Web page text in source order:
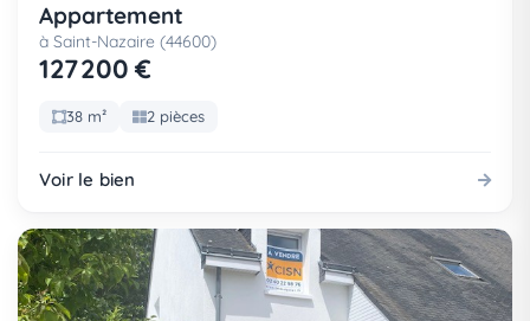
Appartement
à Saint-Nazaire (44600)
127 200 €
38 m² 2 pièces
Voir le bien